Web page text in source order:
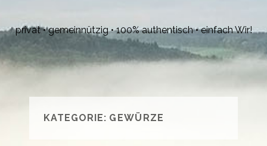
privat • gemeinnützig • 100% authentisch • einfach Wir!
KATEGORIE: GEWÜRZE